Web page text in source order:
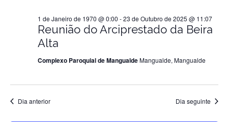
Março
2024
Reunião do Arciprestado da Beira
Alta
1 de Janeiro de 1970 @ 0:00 -23 de Outubro de 2025 @ 11:07
Complexo Paroquial de MangualdeMangualde, Mangualde
Dia anterior Dia seguinte